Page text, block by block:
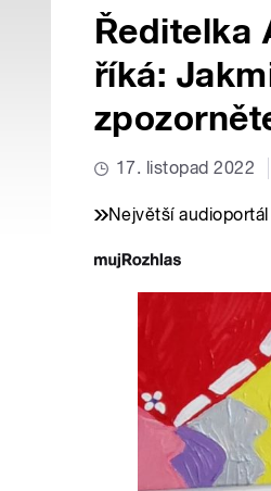
Ředitelka
říká:
17. listopad 2022
Největší